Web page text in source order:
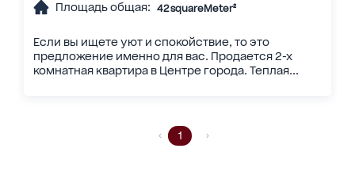
Площадь общая: 42 squareMeter²
Если вы ищете уют и спокойствие, то это
предложение именно для вас. Продается 2-х
комнатная квартира в Центре города. Теплая...
1